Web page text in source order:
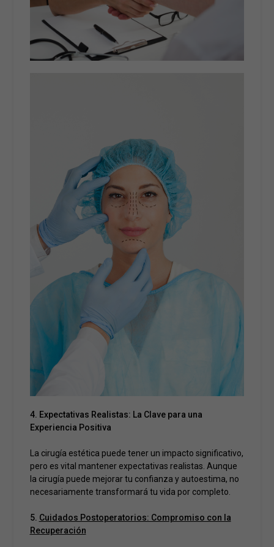
4. Expectativas Realistas: La Clave para una
Experiencia Positiva
La cirugía estética puede tener un impacto significativo,
pero es vital mantener expectativas realistas. Aunque
la cirugía puede mejorar tu confianza y autoestima, no
necesariamente transformará tu vida por completo.
5. Cuidados Postoperatorios: Compromiso con la
Recuperación